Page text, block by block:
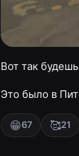
Вот так
Это было в
😁67 🥰21